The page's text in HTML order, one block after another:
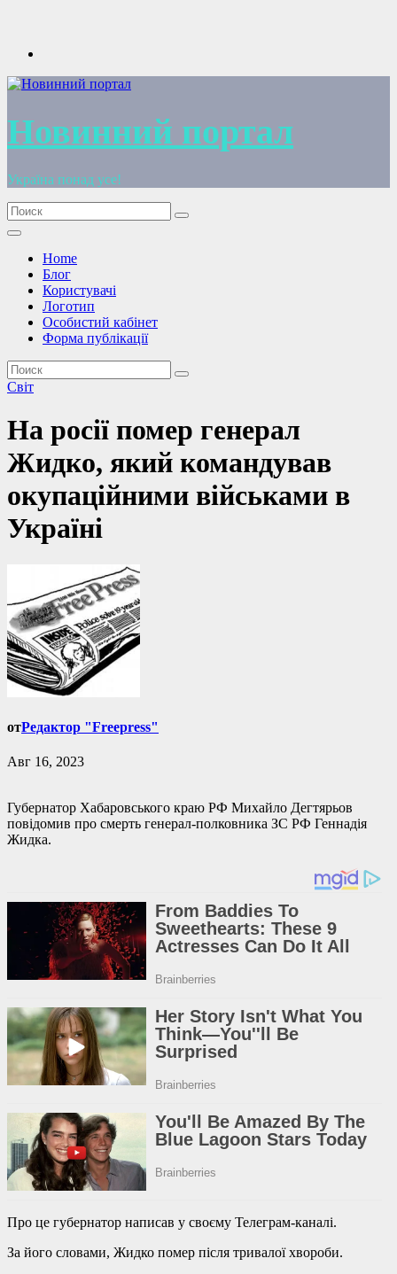
Перейти
содержимому
Новинний портал
Україна понад усе!
Home
Блог
Користувачі
Логотип
Особистий кабінет
Форма публікації
Світ
На росії помер генерал
Жидко, який командував
окупаційними військами в
Україні
отРедактор "Freepress"
Авг 16, 2023
Губернатор Хабаровського краю РФ Михайло Дегтярьов
повідомив про смерть генерал-полковника ЗС РФ Геннадія
Жидка.
Про це губернатор написав у своєму Телеграм-каналі.
За його словами, Жидко помер після тривалої хвороби.